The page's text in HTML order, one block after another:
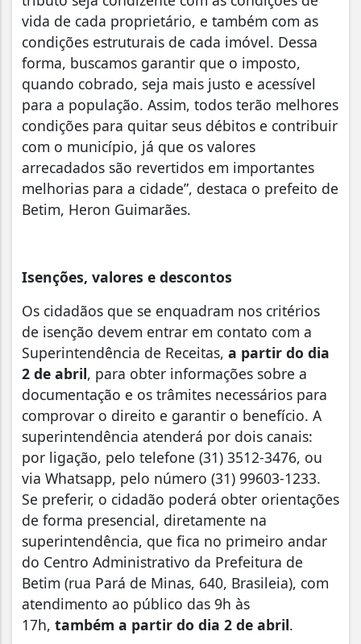
vida de cada proprietário, e também com as
condições estruturais de cada imóvel. Dessa
forma, buscamos garantir que o imposto,
quando cobrado, seja mais justo e acessível
para a população. Assim, todos terão melhores
condições para quitar seus débitos e contribuir
com o município, já que os valores
arrecadados são revertidos em importantes
melhorias para a cidade”, destaca o prefeito de
Betim, Heron Guimarães.
Isenções, valores e descontos
Os cidadãos que se enquadram nos critérios
de isenção devem entrar em contato com a
Superintendência de Receitas, a partir do dia
2 de abril, para obter informações sobre a
documentação e os trâmites necessários para
comprovar o direito e garantir o benefício. A
superintendência atenderá por dois canais:
por ligação, pelo telefone (31) 3512-3476, ou
via Whatsapp, pelo número (31) 99603-1233.
Se preferir, o cidadão poderá obter orientações
de forma presencial, diretamente na
superintendência, que fica no primeiro andar
do Centro Administrativo da Prefeitura de
Betim (rua Pará de Minas, 640, Brasileia), com
atendimento ao público das 9h às
17h, também a partir do dia 2 de abril.